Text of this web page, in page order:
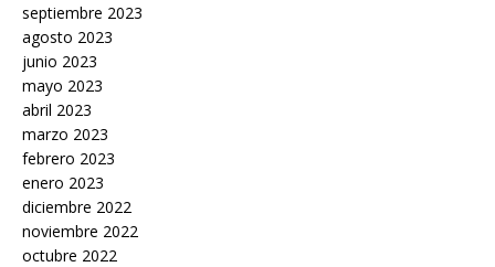
septiembre 2023
agosto 2023
junio 2023
mayo 2023
abril 2023
marzo 2023
febrero 2023
enero 2023
diciembre 2022
noviembre 2022
octubre 2022